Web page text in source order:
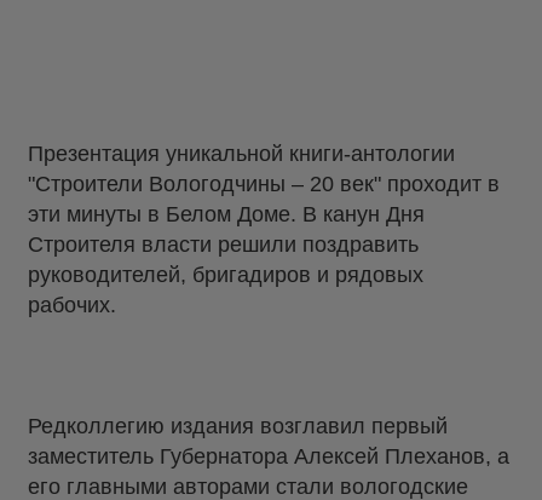
Презентация уникальной книги-антологии
"Строители Вологодчины – 20 век" проходит в
эти минуты в Белом Доме. В канун Дня
Строителя власти решили поздравить
руководителей, бригадиров и рядовых
рабочих.
Редколлегию издания возглавил первый
заместитель Губернатора Алексей Плеханов, а
его главными авторами стали вологодские